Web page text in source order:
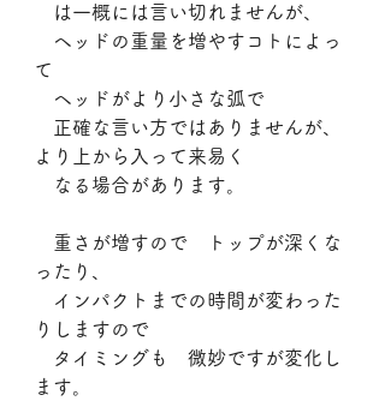
は一概には言い切れませんが、
ヘッドの重量を増やすコトによっ
て
ヘッドがより小さな弧で
正確な言い方ではありませんが、
より上から入って来易く
なる場合があります。
重さが増すので　トップが深くな
ったり、
インパクトまでの時間が変わった
りしますので
タイミングも　微妙ですが変化し
ます。